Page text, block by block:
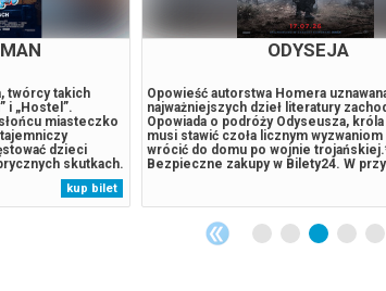
twórcy takich
i „Hostel”.
miasteczko
dzieci
skutkach.
miejsca
Troje młodych
kup bilet
ODYSEJA
Opowieść autorstwa Homera
najważniejszych dzieł literatury
Opowiada o podróży Odyseusza,
musi stawić czoła licznym
wrócić do domu po wojnie
Bezpieczne zakupy w Bilety24. W
odwołania wydarzenia, gwarantujemy
zwrot środków potwierdzony
wysyłanym na adres e-mail, podany